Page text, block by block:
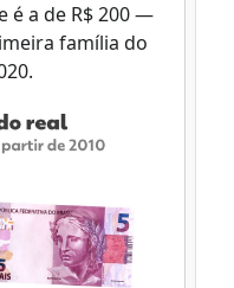
é a de R$ 200 —
família do